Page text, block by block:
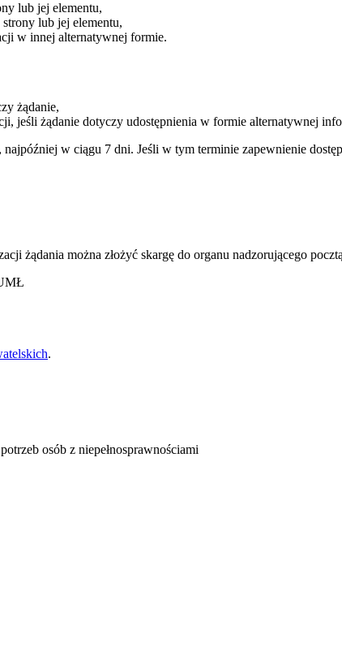
lub jej elementu,
lub jej elementu,
w innej alternatywnej formie.
żądanie,
jeśli żądanie dotyczy udostępnienia w formie alternatywnej
najpóźniej w ciągu 7 dni. Jeśli w tym terminie zapewnienie
żądania można złożyć skargę do organu nadzorującego
.
osób z niepełnosprawnościami